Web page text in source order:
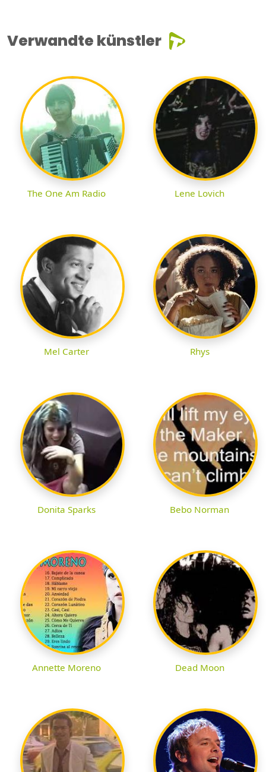
Verwandte künstler
The One Am Radio Lene Lovich
Mel Carter Rhys
Donita Sparks Bebo Norman
Annette Moreno Dead Moon